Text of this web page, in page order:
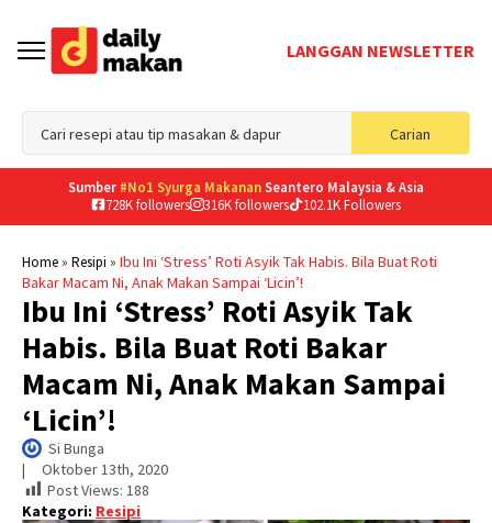
LANGGAN NEWSLETTER
Carian
for:
Sumber #No1 Syurga MakananSeantero Malaysia & Asia
728K followers
316K followers 102.1K Followers
Home» Resipi » Ibu Ini ‘Stress’ Roti Asyik Tak Habis. Bila Buat Roti
Bakar Macam Ni, Anak Makan Sampai ‘Licin’!
Ibu Ini ‘Stress’ Roti Asyik Tak
Habis. Bila Buat Roti Bakar
Macam Ni, Anak Makan Sampai
‘Licin’!
Si Bunga
| Oktober 13th, 2020
Post Views: 188
Kategori: Resipi